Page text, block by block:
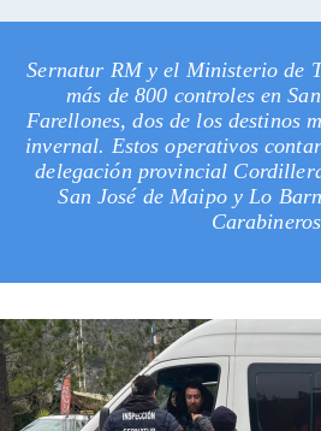
Sernatur RM y el Ministerio de
más de 800 controles en
Farellones, dos de los destinos
invernal. Estos operativos
delegación provincial
San José de Maipo y Lo